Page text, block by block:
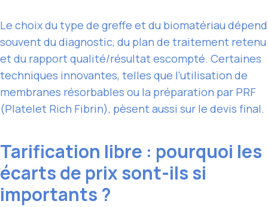
Le choix du type de greffe et du biomatériau dépend
souvent du diagnostic, du plan de traitement retenu
et du rapport qualité/résultat escompté. Certaines
techniques innovantes, telles que l’utilisation de
membranes résorbables ou la préparation par PRF
(Platelet Rich Fibrin), pèsent aussi sur le devis final.
Tarification libre : pourquoi les
écarts de prix sont-ils si
importants ?